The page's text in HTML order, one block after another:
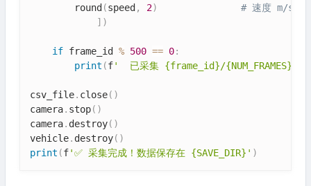
        round
(speed , 2)
# 速度 m/s
] )
if frame_id % 500 == 0:
print (f'  已采集 {frame_id}/{NUM_FRAMES}
csv_file. close( )
camera. stop( )
camera. destroy( )
vehicle. destroy( )
print (f'✅ 采集完成！数据保存在 {SAVE_DIR}' )